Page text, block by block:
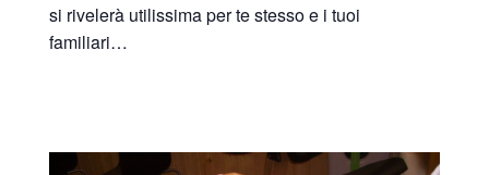
si rivelerà utilissima per te stesso e i tuoi
familiari…